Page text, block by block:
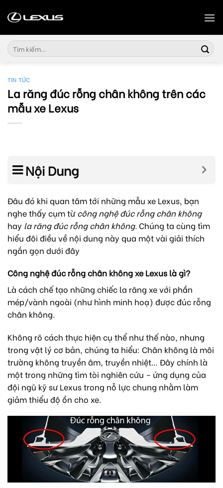
Tìm
kiếm:
TIN TỨC
La răng đúc rỗng chân không trên các
mẫu xe Lexus
Nội Dung
Đâu đó khi quan tâm tới những mẫu xe Lexus, bạn
nghe thấy cụm từcông nghệ đúc rỗng chân không
hay la răng đúc rỗng chân không. Chúng ta cùng tìm
hiểu đôi điều về nội dung này qua một vài giải thích
ngắn gọn dưới đây
Công nghệ đúc rỗng chân không xe Lexus là gì?
Là cách chế tạo những chiếc la răng xe với phần
mép/vành ngoài (như hình minh hoạ) được đúc rỗng
chân không.
Không rõ cách thực hiện cụ thể như thế nào, nhưng
trong vật lý cơ bản, chúng ta hiểu: Chân không là môi
trường không truyền âm, truyền nhiệt… Đây chính là
một trong những tìm tòi nghiên cứu – ứng dụng của
đội ngũ kỹ sư Lexus trong nỗ lực chung nhằm làm
giảm thiểu độ ồn cho xe.